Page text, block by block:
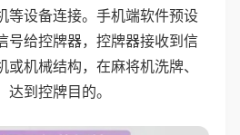
等设备连接。手机端软件预设
号给控牌器，控牌器接收到信
机械结构，在麻将机洗牌、
到控牌目的。